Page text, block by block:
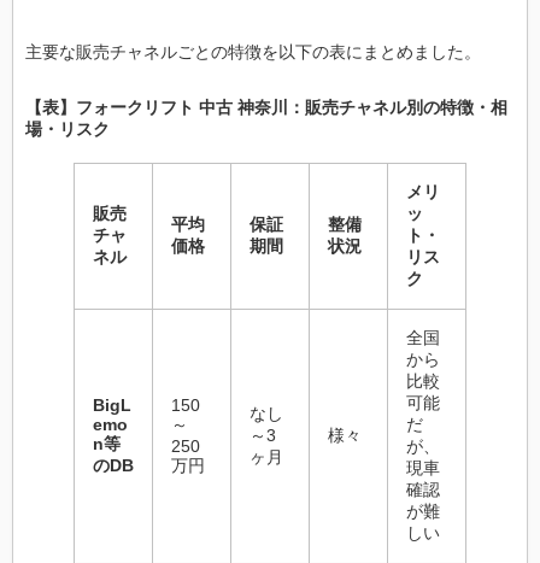
主要な販売チャネルごとの特徴を以下の表にまとめました。
【表】フォークリフト 中古 神奈川：販売チャネル別の特徴・相
場・リスク
販売
チャ
ネル
平均
価格
保証
期間
整備
状況
メリ
ッ
ト・
リス
ク
BigL
emo
n等
のDB
150
～
250
万円
なし
～3
ヶ月
様々
全国
から
比較
可能
だ
が、
現車
確認
が難
しい